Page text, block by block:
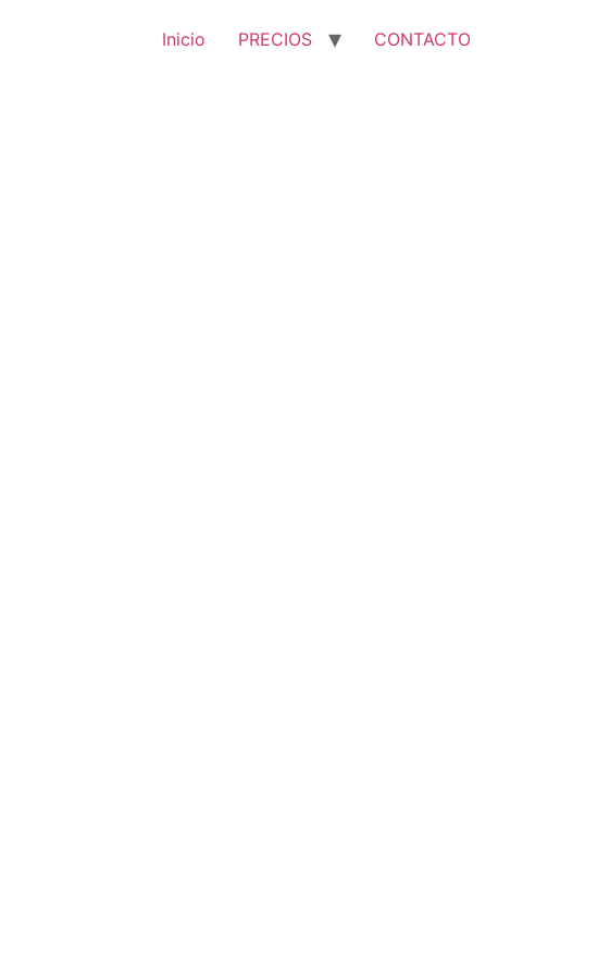
Inicio PRECIOS CONTACTO